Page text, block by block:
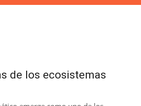
de los ecosistemas